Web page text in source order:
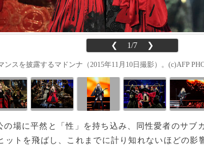
❮ 1/7 ❯
ンスを披露するマドンナ（2015年11月10日撮影）。(c)AFP
の場に平然と「性」を持ち込み、同性愛者のサブ
ットを飛ばし、これまでに計り知れないほどの影